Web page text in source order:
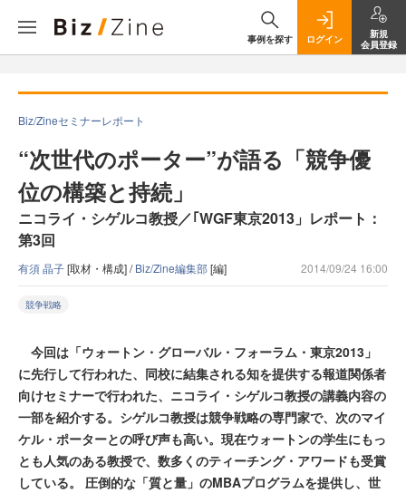
事例を探す ログイン
新規
会員登録
Biz/Zineセミナーレポート
“次世代のポーター”が語る「競争優
位の構築と持続」
ニコライ・シゲルコ教授／｢WGF東京2013」レポート：
第3回
有須 晶子[取材・構成] /Biz/Zine編集部[編] 2014/09/24 16:00
競争戦略
今回は「ウォートン・グローバル・フォーラム・東京2013」
に先行して行われた、同校に結集される知を提供する報道関係者
向けセミナーで行われた、ニコライ・シゲルコ教授の講義内容の
一部を紹介する。シゲルコ教授は競争戦略の専門家で、次のマイ
ケル・ポーターとの呼び声も高い。現在ウォートンの学生にもっ
とも人気のある教授で、数多くのティーチング・アワードも受賞
している。 圧倒的な「質と量」のMBAプログラムを提供し、世